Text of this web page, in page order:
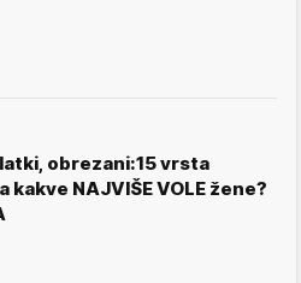
obrezani:15 vrsta
kakve NAJVIŠE VOLE žene?